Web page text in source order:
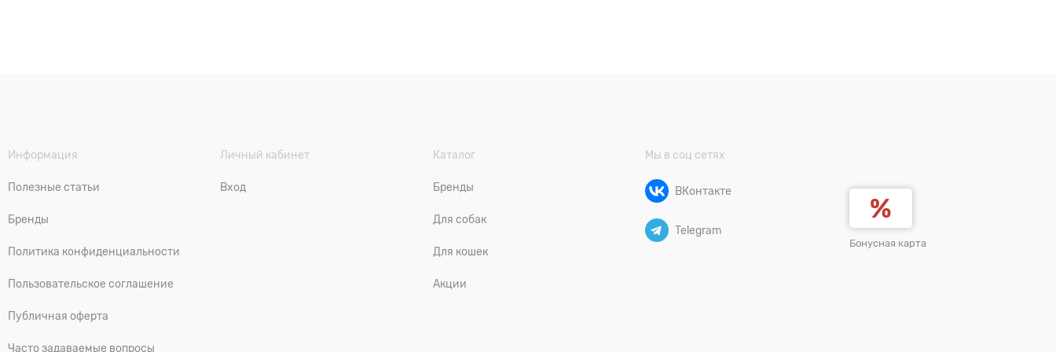
Информация
Полезные статьи
Бренды
Политика конфиденциальности
Пользовательское соглашение
Публичная оферта
Часто задаваемые вопросы
Личный кабинет
Вход
Каталог
Бренды
Для собак
Для кошек
Акции
Мы в соц сетях
ВКонтакте
Telegram
Бонусная карта